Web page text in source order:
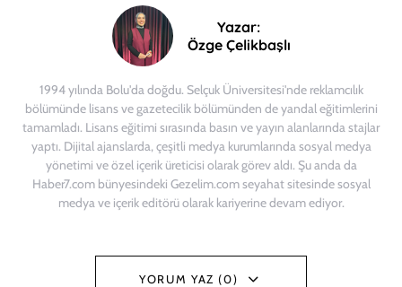
Yazar:
Özge Çelikbaşlı
1994 yılında Bolu'da doğdu. Selçuk Üniversitesi'nde reklamcılık
bölümünde lisans ve gazetecilik bölümünden de yandal eğitimlerini
tamamladı. Lisans eğitimi sırasında basın ve yayın alanlarında stajlar
yaptı. Dijital ajanslarda, çeşitli medya kurumlarında sosyal medya
yönetimi ve özel içerik üreticisi olarak görev aldı. Şu anda da
Haber7.com bünyesindeki Gezelim.com seyahat sitesinde sosyal
medya ve içerik editörü olarak kariyerine devam ediyor.
YORUM YAZ (0)